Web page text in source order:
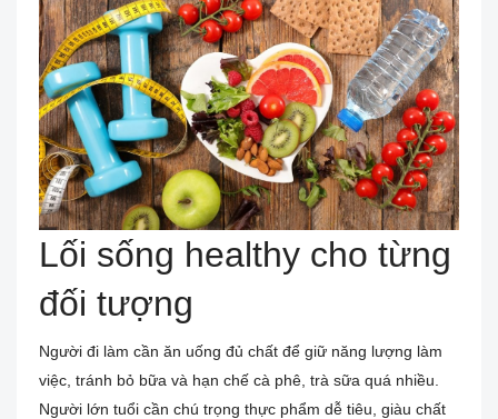
Lối sống healthy cho từng
đối tượng
Người đi làm cần ăn uống đủ chất để giữ năng lượng làm
việc, tránh bỏ bữa và hạn chế cà phê, trà sữa quá nhiều.
Người lớn tuổi cần chú trọng thực phẩm dễ tiêu, giàu chất